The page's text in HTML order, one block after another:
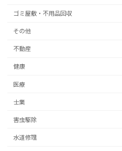
ゴミ屋敷・不用品回収
その他
不動産
健康
医療
士業
害虫駆除
水道修理